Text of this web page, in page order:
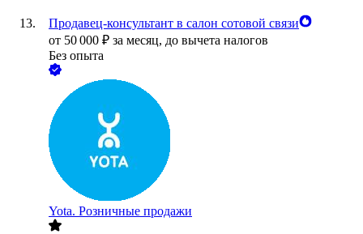
Продавец-консультант в салон сотовой связи
от 50 000 ₽ за месяц, до вычета налогов
Без опыта
Yota. Розничные продажи